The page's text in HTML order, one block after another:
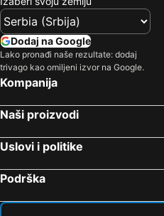
Dodaj na Google
Lako pronađi naše rezultate: dodaj
trivago kao omiljeni izvor na Google.
Kompanija
Naši proizvodi
Uslovi i politike
Podrška